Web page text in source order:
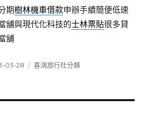
期樹林機車借款申辦手續簡便低速
舖與現代化科技的士林票貼很多貸
舖
03-28
分
喜鴻旅行社分類